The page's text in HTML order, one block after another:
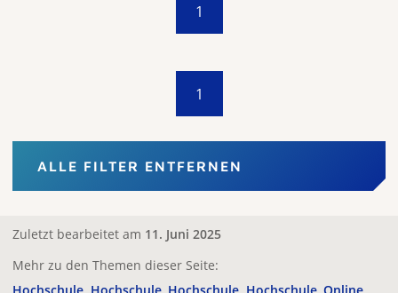
1
1
ALLE FILTER ENTFERNEN
Zuletzt bearbeitet am 11. Juni 2025
Mehr zu den Themen dieser Seite: